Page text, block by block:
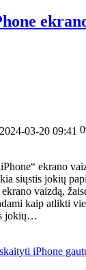
ekrano
siųstis jokių
vaizdą,
kaip atlikti
jokių…